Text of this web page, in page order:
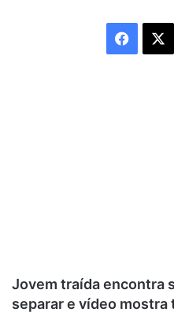
Jovem traída encontra
separar e vídeo mostra